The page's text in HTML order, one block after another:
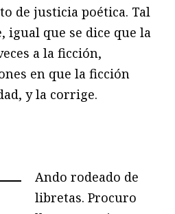
de justicia poética. Tal
igual que se dice que la
a la ficción,
en que la ficción
y la corrige.
Ando rodeado de
libretas. Procuro